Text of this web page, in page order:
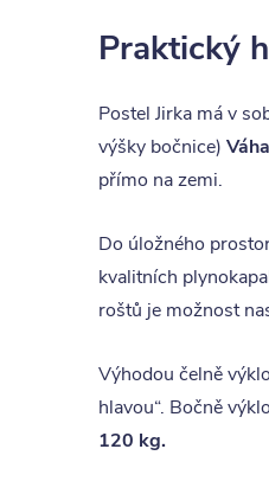
Praktický
Postel Jirka má v
výšky bočnice)
přímo na zemi.
Do úložného
kvalitních
roštů je možnost
Výhodou čelně
hlavou“. Bočně
120 kg.